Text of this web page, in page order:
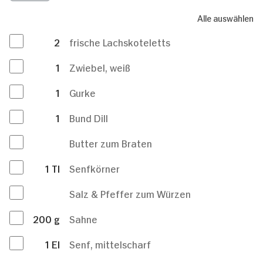
Alle auswählen
2
frische Lachskoteletts
1
Zwiebel, weiß
1
Gurke
1
Bund Dill
Butter zum Braten
1 Tl
Senfkörner
Salz & Pfeffer zum Würzen
200 g
Sahne
1 El
Senf, mittelscharf